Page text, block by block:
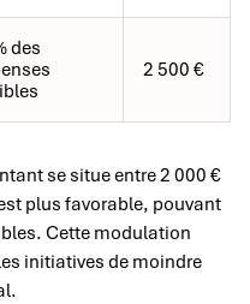
des
2 500 €
se situe entre 2 000 €
plus favorable, pouvant
Cette modulation
initiatives de moindre